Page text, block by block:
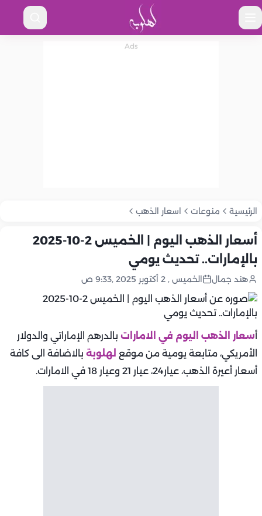
الرئيسية منوعات اسعار الذهب
أسعار الذهب اليوم | الخميس 2-10-2025
بالإمارات.. تحديث يومي
هند جمال الخميس , 2 أكتوبر 2025 ,9:33 ص
أسعار الذهب اليوم في الامارات بالدرهم الإماراتي والدولار
الأمريكي، متابعة يومية من موقع لهلوبة بالاضافة الى كافة
أسعار أعيرة الذهب، عيار24، عيار 21 وعيار 18 في الامارات.